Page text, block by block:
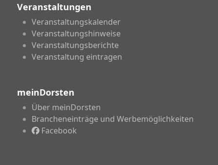
Veranstaltungen
Veranstaltungskalender
Veranstaltungshinweise
Veranstaltungsberichte
Veranstaltung eintragen
meinDorsten
Über meinDorsten
Brancheneinträge und Werbemöglichkeiten
Facebook